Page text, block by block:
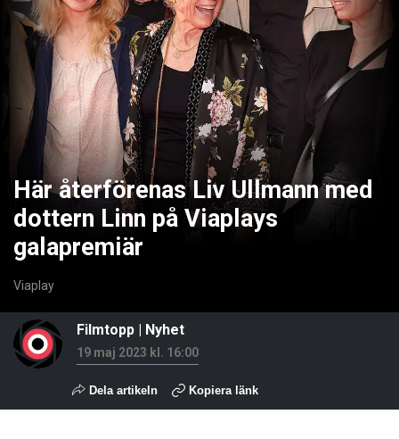
Här återförenas Liv Ullmann med
dottern Linn på Viaplays
galapremiär
Viaplay
Filmtopp Nyhet
19 maj 2023 kl. 16:00
Dela artikeln Kopiera länk